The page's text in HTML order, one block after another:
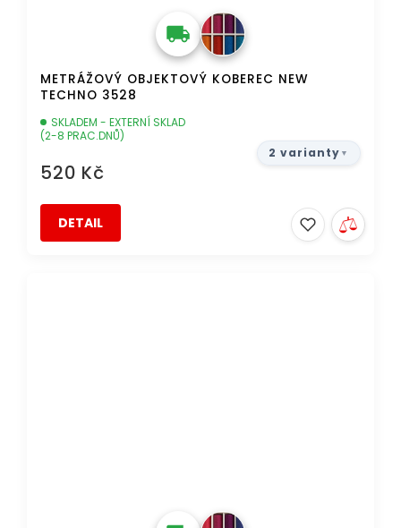
METRÁŽOVÝ OBJEKTOVÝ KOBEREC NEW
TECHNO 3528
SKLADEM - EXTERNÍ SKLAD
(2-8 PRAC.DNŮ)
520 Kč
DETAIL
2 varianty